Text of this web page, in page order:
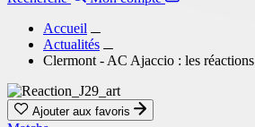
Accueil
Actualités
Clermont - AC Ajaccio : les réactions
Ajouter aux favoris